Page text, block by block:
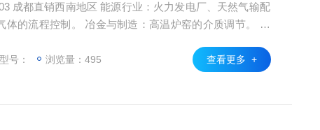
体的流程控制。 冶金与制造：高温炉窑的介质调节。 特
号： 浏览量：495 查看更多 +